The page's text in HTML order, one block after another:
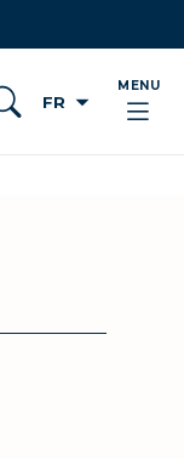
FR arrow_drop_down
MENU